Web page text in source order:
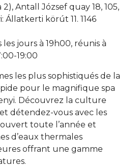
Antall József quay 18, 105,
Állatkerti körút 11. 1146
jours à 19h00, réunis à
19:00
les plus sophistiqués de la
pour le magnifique spa
Découvrez la culture
détendez-vous avec les
ouvert toute l’année et
d’eaux thermales
offrant une gamme